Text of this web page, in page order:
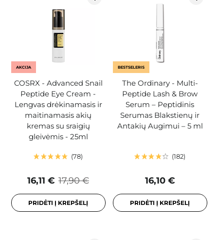
AKCIJA
COSRX - Advanced Snail
Peptide Eye Cream -
Lengvas drėkinamasis ir
maitinamasis akių
kremas su sraigių
gleivėmis - 25ml
78
17,90 €
16,11 €
PRIDĖTI Į KREPŠELĮ
BESTSELERIS
The Ordinary - Multi-
Peptide Lash & Brow
Serum – Peptidinis
Serumas Blakstienų ir
Antakių Augimui – 5 ml
182
16,10 €
PRIDĖTI Į KREPŠELĮ